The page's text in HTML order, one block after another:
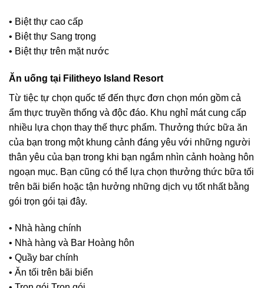
• Biệt thự cao cấp
• Biệt thự Sang trọng
• Biệt thự trên mặt nước
Ăn uống tại Filitheyo Island Resort
Từ tiệc tự chọn quốc tế đến thực đơn chọn món gồm cả
ẩm thực truyền thống và độc đáo. Khu nghỉ mát cung cấp
nhiều lựa chọn thay thế thực phẩm. Thưởng thức bữa ăn
của bạn trong một khung cảnh đáng yêu với những người
thân yêu của bạn trong khi bạn ngắm nhìn cảnh hoàng hôn
ngoạn mục. Bạn cũng có thể lựa chọn thưởng thức bữa tối
trên bãi biển hoặc tận hưởng những dịch vụ tốt nhất bằng
gói trọn gói tại đây.
• Nhà hàng chính
• Nhà hàng và Bar Hoàng hôn
• Quầy bar chính
• Ăn tối trên bãi biển